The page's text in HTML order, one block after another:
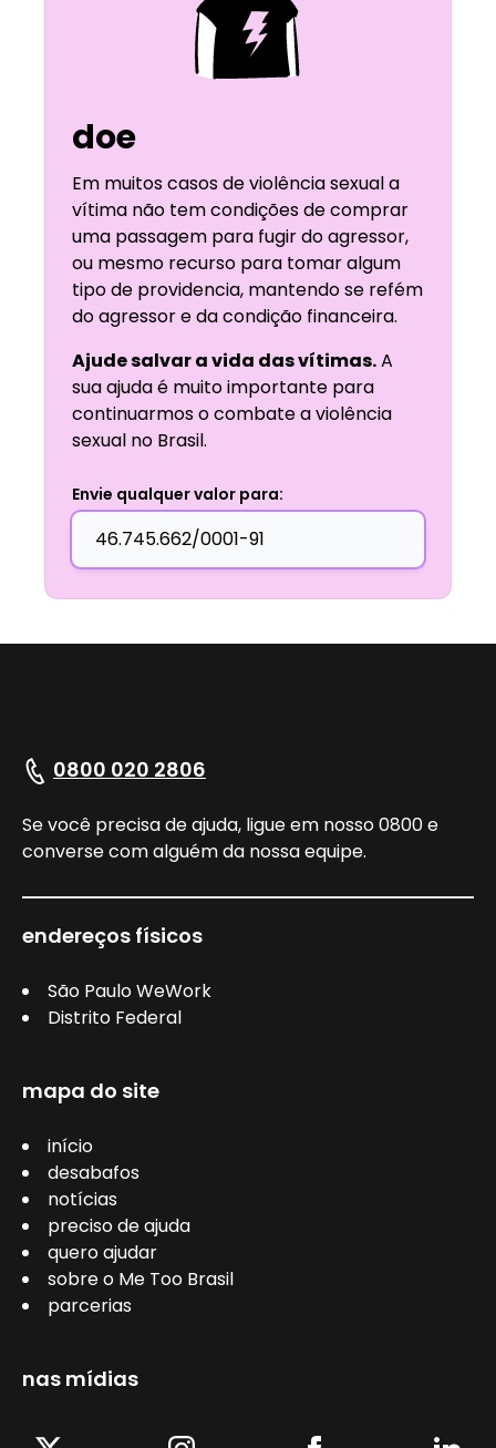
doe
Em muitos casos de violência sexual a
vítima não tem condições de comprar
uma passagem para fugir do agressor,
ou mesmo recurso para tomar algum
tipo de providencia, mantendo se refém
do agressor e da condição financeira.
Ajude salvar a vida das vítimas.A
sua ajuda é muito importante para
continuarmos o combate a violência
sexual no Brasil.
Envie qualquer valor para:
0800 020 2806
Se você precisa de ajuda, ligue em nosso 0800 e
converse com alguém da nossa equipe.
endereços físicos
São Paulo WeWork
Distrito Federal
mapa do site
início
desabafos
notícias
preciso de ajuda
quero ajudar
sobre o Me Too Brasil
parcerias
nas mídias